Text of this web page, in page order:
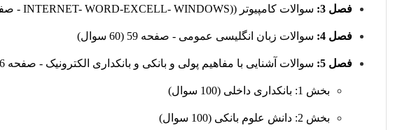
فصل 3: سوالات کامپیوتر ((INTERNET- WORD-EXCELL- WINDOWS - صفحه 43 (60 سوال)
فصل 4: سوالات زبان انگلیسی عمومی - صفحه 59 (60 سوال)
فصل 5: سوالات آشنایی با مفاهیم پولی و بانکی و بانکداری الکترونیک - صفحه 76
بخش 1: بانکداری داخلی (100 سوال)
بخش 2: دانش علوم بانکی (100 سوال)